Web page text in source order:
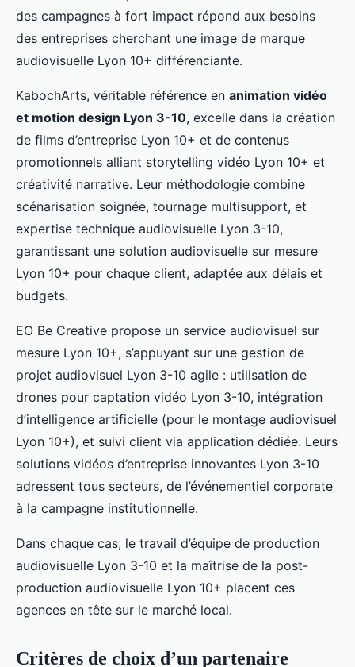
des campagnes à fort impact répond aux besoins
des entreprises cherchant une image de marque
audiovisuelle Lyon 10+ différenciante.
KabochArts, véritable référence en animation vidéo
et motion design Lyon 3-10, excelle dans la création
de films d’entreprise Lyon 10+ et de contenus
promotionnels alliant storytelling vidéo Lyon 10+ et
créativité narrative. Leur méthodologie combine
scénarisation soignée, tournage multisupport, et
expertise technique audiovisuelle Lyon 3-10,
garantissant une solution audiovisuelle sur mesure
Lyon 10+ pour chaque client, adaptée aux délais et
budgets.
EO Be Creative propose un service audiovisuel sur
mesure Lyon 10+, s’appuyant sur une gestion de
projet audiovisuel Lyon 3-10 agile : utilisation de
drones pour captation vidéo Lyon 3-10, intégration
d’intelligence artificielle (pour le montage audiovisuel
Lyon 10+), et suivi client via application dédiée. Leurs
solutions vidéos d’entreprise innovantes Lyon 3-10
adressent tous secteurs, de l’événementiel corporate
à la campagne institutionnelle.
Dans chaque cas, le travail d’équipe de production
audiovisuelle Lyon 3-10 et la maîtrise de la post-
production audiovisuelle Lyon 10+ placent ces
agences en tête sur le marché local.
Critères de choix d’un partenaire